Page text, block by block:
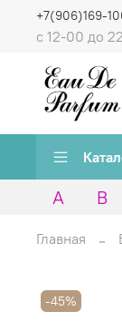
с 12-00 до
+7(906)169-
A B
Главная
-45%